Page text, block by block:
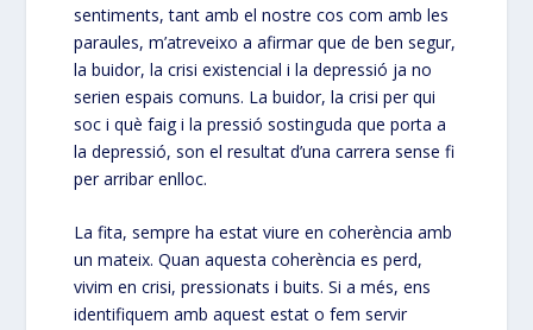
sentiments, tant amb el nostre cos com amb les
paraules, m’atreveixo a afirmar que de ben segur,
la buidor, la crisi existencial i la depressió ja no
serien espais comuns. La buidor, la crisi per qui
soc i què faig i la pressió sostinguda que porta a
la depressió, son el resultat d’una carrera sense fi
per arribar enlloc.
La fita, sempre ha estat viure en coherència amb
un mateix. Quan aquesta coherència es perd,
vivim en crisi, pressionats i buits. Si a més, ens
identifiquem amb aquest estat o fem servir